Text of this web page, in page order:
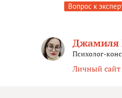
Вопрос к
Джамиля
Психолог-
Личный сайт